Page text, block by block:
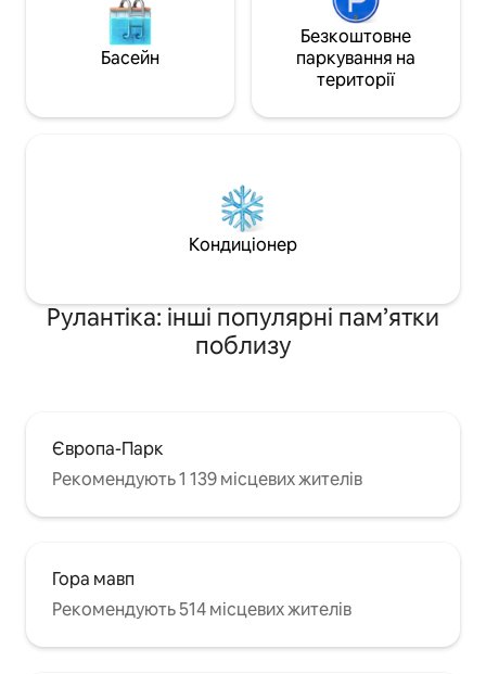
Басейн
Безкоштовне
паркування на
території
Кондиціонер
Рулантіка: інші популярні пам’ятки
поблизу
Європа-Парк
Рекомендують 1 139 місцевих жителів
Гора мавп
Рекомендують 514 місцевих жителів